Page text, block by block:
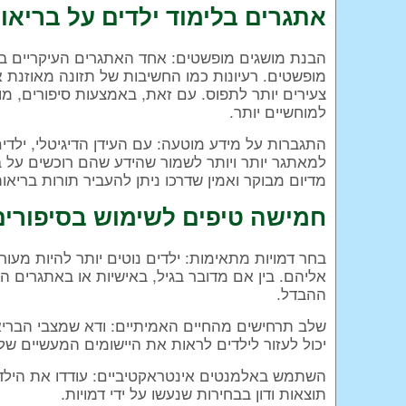
אתגרים בלימוד ילדים על
הבנת מושגים מופשטים: אחד האתגרים העיקריים
מופשטים. רעיונות כמו החשיבות של תזונה מאוזנת
צעירים יותר לתפוס. עם זאת, באמצעות סיפורים,
למוחשיים יותר.
התגברות על מידע מוטעה: עם העידן הדיגיטלי,
למאתגר יותר ויותר לשמור שהידע שהם רוכשים על
מדיום מבוקר ואמין שדרכו ניתן להעביר תורות
חמישה טיפים לשימוש
בחר דמויות מתאימות: ילדים נוטים יותר להיות
אליהם. בין אם מדובר בגיל, באישיות או באתגרים
ההבדל.
שלב תרחישים מהחיים האמיתיים: ודא שמצבי
יכול לעזור לילדים לראות את היישומים המעשיים
השתמש באלמנטים אינטראקטיביים: עודדו את
תוצאות ודון בבחירות שנעשו על ידי דמויות.